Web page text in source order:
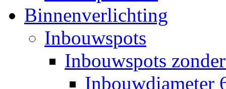
Binnenverlichting
Inbouwspots
Inbouwspots
Inbouwdiameter